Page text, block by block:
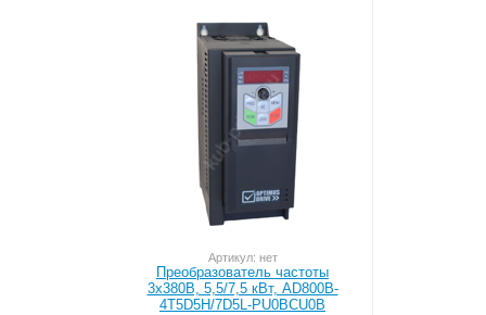
Артикул: нет
Преобразователь частоты
3x380В, 5,5/7,5 кВт, AD800B-
4T5D5H/7D5L-PU0BCU0B